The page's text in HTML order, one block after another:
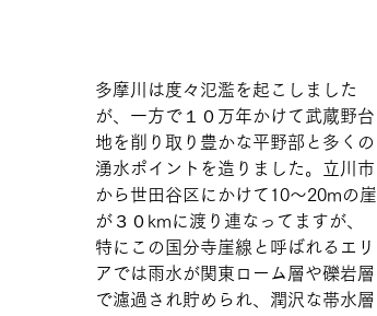
多摩川は度々氾濫を起こしました
が、一方で１０万年かけて武蔵野台
地を削り取り豊かな平野部と多くの
湧水ポイントを造りました。立川市
から世田谷区にかけて10～20mの崖
が３０kmに渡り連なってますが、
特にこの国分寺崖線と呼ばれるエリ
アでは雨水が関東ローム層や礫岩層
で濾過され貯められ、潤沢な帯水層